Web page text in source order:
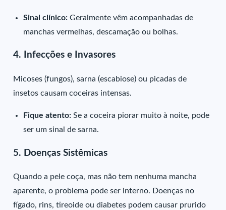
Sinal clínico: Geralmente vêm acompanhadas de
manchas vermelhas, descamação ou bolhas.
4. Infecções e Invasores
Micoses (fungos), sarna (escabiose) ou picadas de
insetos causam coceiras intensas.
Fique atento: Se a coceira piorar muito à noite, pode
ser um sinal de sarna.
5. Doenças Sistêmicas
Quando a pele coça, mas não tem nenhuma mancha
aparente, o problema pode ser interno. Doenças no
fígado, rins, tireoide ou diabetes podem causar prurido